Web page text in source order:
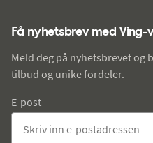
Få nyhetsbrev med
Meld deg på nyhetsbrevet og
tilbud og unike fordeler.
E-post